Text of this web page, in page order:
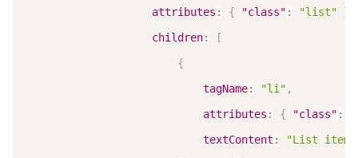
attributes : { "class" : "list" }
children:
[
{
tagName: "li" ,
attributes : { "class" :
textContent :
"List item"